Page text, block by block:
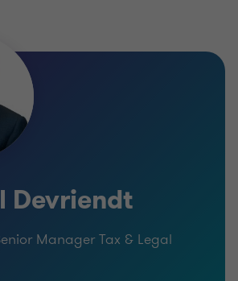
Devriendt
Manager Tax & Legal